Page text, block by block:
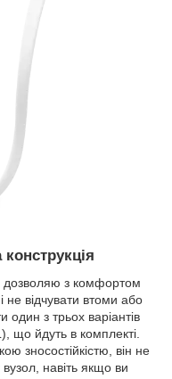
дозволяю з комфортом
не відчувати втоми або
з трьох варіантів
що йдуть в комплекті.
зносостійкістю, він не
навіть якщо ви